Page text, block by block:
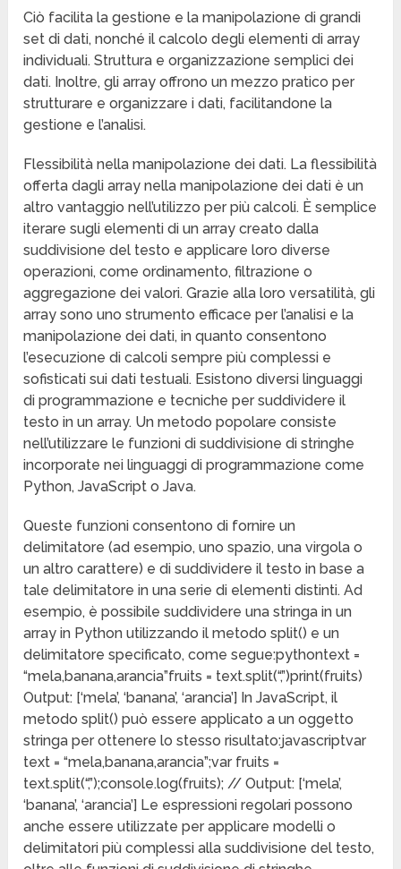
Ciò facilita la gestione e la manipolazione di grandi
set di dati, nonché il calcolo degli elementi di array
individuali. Struttura e organizzazione semplici dei
dati. Inoltre, gli array offrono un mezzo pratico per
strutturare e organizzare i dati, facilitandone la
gestione e l’analisi.
Flessibilità nella manipolazione dei dati. La flessibilità
offerta dagli array nella manipolazione dei dati è un
altro vantaggio nell’utilizzo per più calcoli. È semplice
iterare sugli elementi di un array creato dalla
suddivisione del testo e applicare loro diverse
operazioni, come ordinamento, filtrazione o
aggregazione dei valori. Grazie alla loro versatilità, gli
array sono uno strumento efficace per l’analisi e la
manipolazione dei dati, in quanto consentono
l’esecuzione di calcoli sempre più complessi e
sofisticati sui dati testuali. Esistono diversi linguaggi
di programmazione e tecniche per suddividere il
testo in un array. Un metodo popolare consiste
nell’utilizzare le funzioni di suddivisione di stringhe
incorporate nei linguaggi di programmazione come
Python, JavaScript o Java.
Queste funzioni consentono di fornire un
delimitatore (ad esempio, uno spazio, una virgola o
un altro carattere) e di suddividere il testo in base a
tale delimitatore in una serie di elementi distinti. Ad
esempio, è possibile suddividere una stringa in un
array in Python utilizzando il metodo split() e un
delimitatore specificato, come segue:pythontext =
“mela,banana,arancia”fruits = text.split(“,”)print(fruits)
Output: [‘mela’, ‘banana’, ‘arancia’] In JavaScript, il
metodo split() può essere applicato a un oggetto
stringa per ottenere lo stesso risultato:javascriptvar
text = “mela,banana,arancia”;var fruits =
text.split(“,”);console.log(fruits); // Output: [‘mela’,
‘banana’, ‘arancia’] Le espressioni regolari possono
anche essere utilizzate per applicare modelli o
delimitatori più complessi alla suddivisione del testo,